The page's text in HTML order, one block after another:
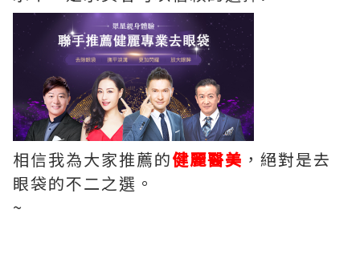
相信我為大家推薦的健麗醫美 ，絕對是去
眼袋的不二之選。
~